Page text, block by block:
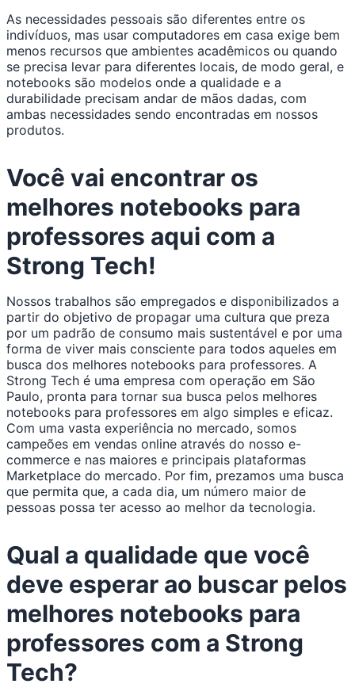
As necessidades pessoais são diferentes entre os
indivíduos, mas usar computadores em casa exige bem
menos recursos que ambientes acadêmicos ou quando
se precisa levar para diferentes locais, de modo geral, e
notebooks são modelos onde a qualidade e a
durabilidade precisam andar de mãos dadas, com
ambas necessidades sendo encontradas em nossos
produtos.
Você vai encontrar os
melhores notebooks para
professores aqui com a
Strong Tech!
Nossos trabalhos são empregados e disponibilizados a
partir do objetivo de propagar uma cultura que preza
por um padrão de consumo mais sustentável e por uma
forma de viver mais consciente para todos aqueles em
busca dos melhores notebooks para professores. A
Strong Tech é uma empresa com operação em São
Paulo, pronta para tornar sua busca pelos melhores
notebooks para professores em algo simples e eficaz.
Com uma vasta experiência no mercado, somos
campeões em vendas online através do nosso e-
commerce e nas maiores e principais plataformas
Marketplace do mercado. Por fim, prezamos uma busca
que permita que, a cada dia, um número maior de
pessoas possa ter acesso ao melhor da tecnologia.
Qual a qualidade que você
deve esperar ao buscar pelos
melhores notebooks para
professores com a Strong
Tech?